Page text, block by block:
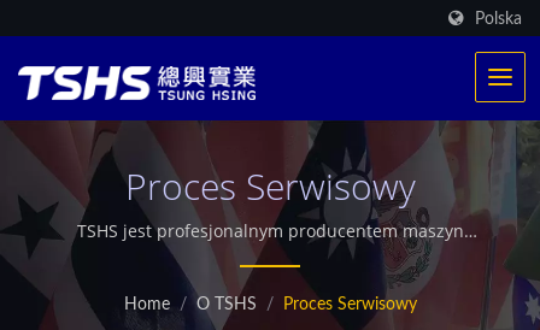
Polska
Proces Serwisowy
TSHS jest profesjonalnym producentem maszyn
spożywczych. Posiadamy wyłączny opatentowany
system grzewczy. Dostarczyliśmy ponad 500 produkcji
smażenia na całym świecie. Oferujemy również
Home / O TSHS / Proces Serwisowy